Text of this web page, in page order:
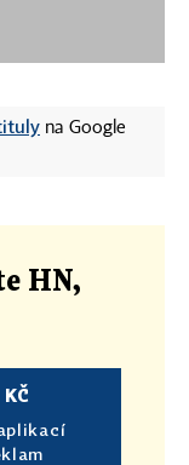
na Google
HN,